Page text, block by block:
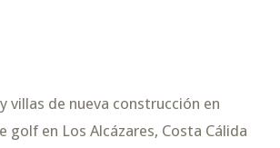
villas de nueva construcción en
golf en Los Alcázares, Costa Cálida